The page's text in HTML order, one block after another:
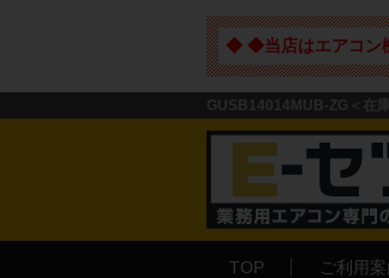
◆ ◆当店はエアコン
GUSB14014MUB-ZG＜在
TOP ご利用